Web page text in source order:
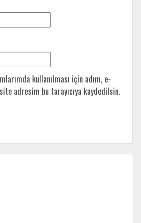
kullanılması için adım, e-
adresim bu tarayıcıya kaydedilsin.